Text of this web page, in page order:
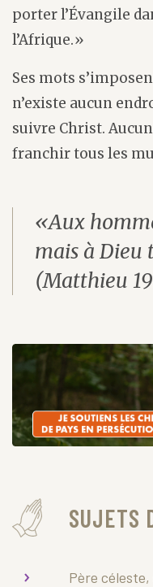
porter l’Évangile
l’Afrique.»
Ses mots
n’existe aucun
suivre Christ.
franchir tous les
«Aux
mais à Dieu
(Matthieu
SUJETS
Père